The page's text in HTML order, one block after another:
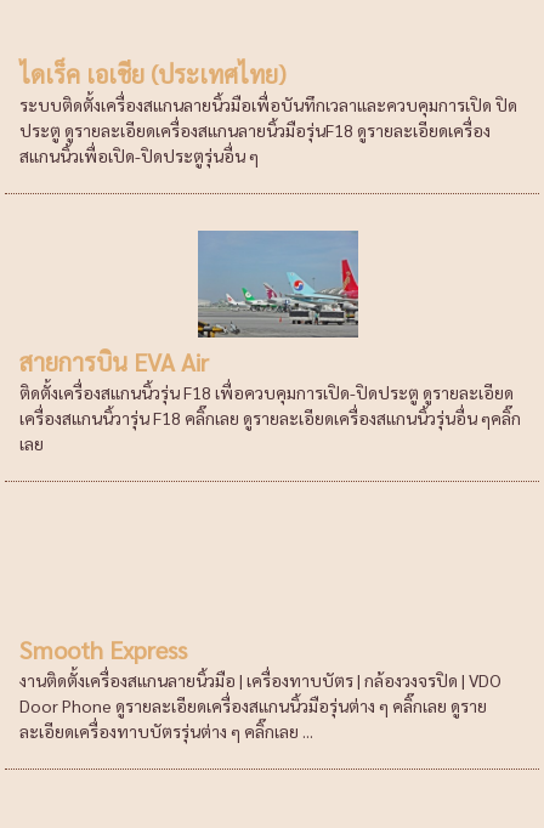
ไดเร็ค เอเชีย (ประเทศไทย)
ระบบติดตั้งเครื่องสแกนลายนิ้วมือเพื่อบันทึกเวลาและควบคุมการเปิด ปิด
ประตู ดูรายละเอียดเครื่องสแกนลายนิ้วมือรุ่นF18 ดูรายละเอียดเครื่อง
สแกนนิ้วเพื่อเปิด-ปิดประตูรุ่นอื่น ๆ
สายการบิน EVA Air
ติดตั้งเครื่องสแกนนิ้วรุ่น F18 เพื่อควบคุมการเปิด-ปิดประตู ดูรายละเอียด
เครื่องสแกนนิ้วารุ่น F18 คลิ๊กเลย ดูรายละเอียดเครื่องสแกนนิ้วรุ่นอื่น ๆคลิ๊ก
เลย
Smooth Express
งานติดตั้งเครื่องสแกนลายนิ้วมือ | เครื่องทาบบัตร | กล้องวงจรปิด | VDO
Door Phone ดูรายละเอียดเครื่องสแกนนิ้วมือรุ่นต่าง ๆ คลิ๊กเลย ดูราย
ละเอียดเครื่องทาบบัตรรุ่นต่าง ๆ คลิ๊กเลย ...